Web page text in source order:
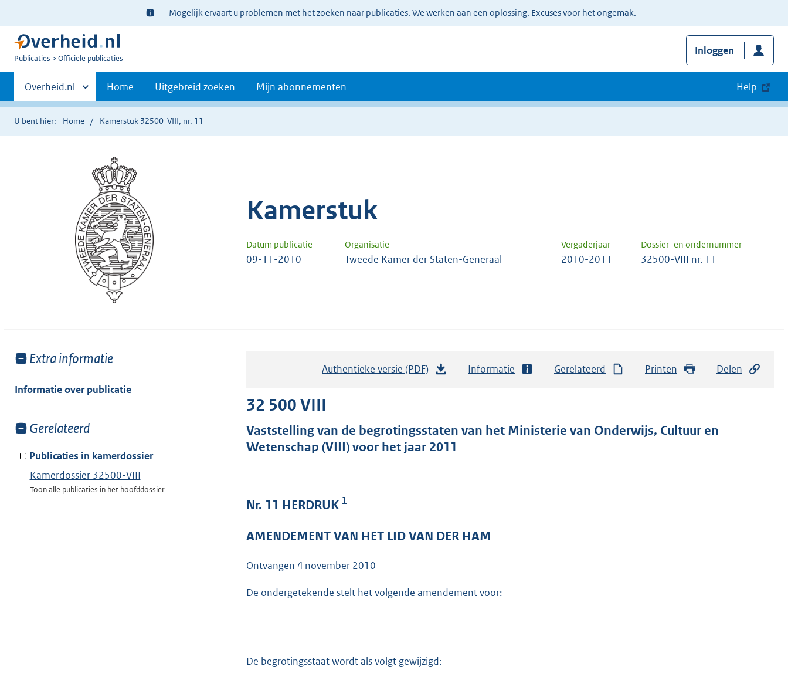
Ter
informatie:
Mogelijk ervaart u problemen met het zoeken naar publicaties. We werken aan een oplossing. Excuses voor het ongemak.
U
Publicaties Officiële publicaties
Inloggen
Primaire
navigatie
Andere
sites
binnen
Overheid.nl Home Uitgebreid zoeken Mijn abonnementen Help
U bent hier: Home Kamerstuk 32500-VIII, nr. 11
Kamerstuk
Datum publicatie Organisatie Vergaderjaar Dossier- en ondernummer
09-11-2010 Tweede Kamer der Staten-Generaal 2010-2011 32500-VIII nr. 11
Toon
van:
Extra informatie
Informatie over publicatie
Toon
van:
Gerelateerd
Publicaties in kamerdossier
Kamerdossier 32500-VIII
Toon alle publicaties in het hoofddossier
Authentieke versie (PDF)
a
n
o
e
b
Informatie Gerelateerd Printen Delen
32 500 VIII
Vaststelling van de begrotingsstaten van het Ministerie van Onderwijs, Cultuur en
Wetenschap (VIII) voor het jaar 2011
Nr. 11 HERDRUK 1
AMENDEMENT VAN HET LID VAN DER HAM
Ontvangen 4 november 2010
De ondergetekende stelt het volgende amendement voor:
De begrotingsstaat wordt als volgt gewijzigd: